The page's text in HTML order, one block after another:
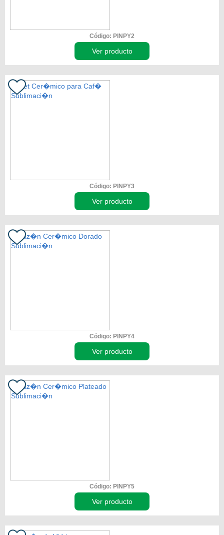
Código: PINPY2
Ver producto
Código: PINPY3
Ver producto
Código: PINPY4
Ver producto
Código: PINPY5
Ver producto